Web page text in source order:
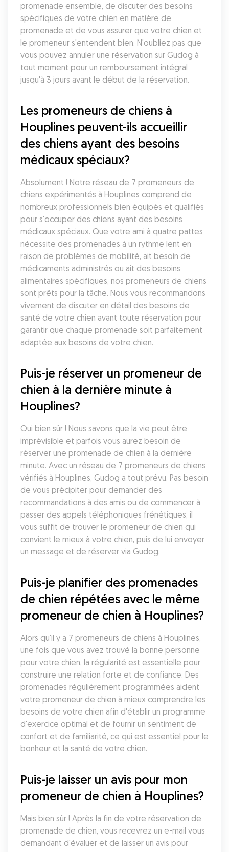
promenade ensemble, de discuter des besoins
spécifiques de votre chien en matière de
promenade et de vous assurer que votre chien et
le promeneur s'entendent bien. N'oubliez pas que
vous pouvez annuler une réservation sur Gudog à
tout moment pour un remboursement intégral
jusqu'à 3 jours avant le début de la réservation.
Les promeneurs de chiens à
Houplines peuvent-ils accueillir
des chiens ayant des besoins
médicaux spéciaux?
Absolument ! Notre réseau de 7 promeneurs de
chiens expérimentés à Houplines comprend de
nombreux professionnels bien équipés et qualifiés
pour s'occuper des chiens ayant des besoins
médicaux spéciaux. Que votre ami à quatre pattes
nécessite des promenades à un rythme lent en
raison de problèmes de mobilité, ait besoin de
médicaments administrés ou ait des besoins
alimentaires spécifiques, nos promeneurs de chiens
sont prêts pour la tâche. Nous vous recommandons
vivement de discuter en détail des besoins de
santé de votre chien avant toute réservation pour
garantir que chaque promenade soit parfaitement
adaptée aux besoins de votre chien.
Puis-je réserver un promeneur de
chien à la dernière minute à
Houplines?
Oui bien sûr ! Nous savons que la vie peut être
imprévisible et parfois vous aurez besoin de
réserver une promenade de chien à la dernière
minute. Avec un réseau de 7 promeneurs de chiens
vérifiés à Houplines, Gudog a tout prévu. Pas besoin
de vous précipiter pour demander des
recommandations à des amis ou de commencer à
passer des appels téléphoniques frénétiques, il
vous suffit de trouver le promeneur de chien qui
convient le mieux à votre chien, puis de lui envoyer
un message et de réserver via Gudog.
Puis-je planifier des promenades
de chien répétées avec le même
promeneur de chien à Houplines?
Alors qu'il y a 7 promeneurs de chiens à Houplines,
une fois que vous avez trouvé la bonne personne
pour votre chien, la régularité est essentielle pour
construire une relation forte et de confiance. Des
promenades régulièrement programmées aident
votre promeneur de chien à mieux comprendre les
besoins de votre chien afin d'établir un programme
d'exercice optimal et de fournir un sentiment de
confort et de familiarité, ce qui est essentiel pour le
bonheur et la santé de votre chien.
Puis-je laisser un avis pour mon
promeneur de chien à Houplines?
Mais bien sûr ! Après la fin de votre réservation de
promenade de chien, vous recevrez un e-mail vous
demandant d'évaluer et de laisser un avis pour